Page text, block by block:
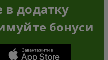
в додатку
бонуси